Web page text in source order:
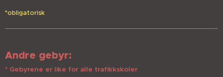
*obligatorisk
Andre gebyr:
* Gebyrene er like for alle trafikkskoler